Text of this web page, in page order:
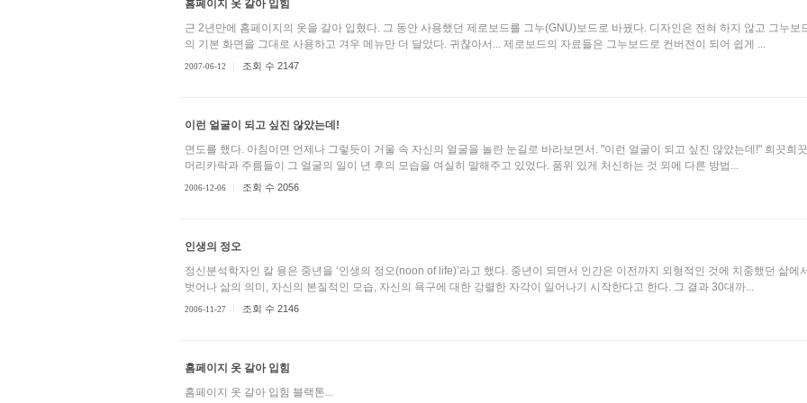
홈페이지 옷 갈아 입힘
근 2년만에 홈페이지의 옷을 갈아 입혔다. 그 동안 사용했던 제로보드를 그누(GNU)보드로 바꿨다. 디자인은 전혀 하지 않고 그누보
의 기본 화면을 그대로 사용하고 겨우 메뉴만 더 달았다. 귀찮아서... 제로보드의 자료들은 그누보드로 컨버전이 되어 쉽게 ...
2007-06-12 조회 수 2147
이런 얼굴이 되고 싶진 않았는데!
면도를 했다. 아침이면 언제나 그렇듯이 거울 속 자신의 얼굴을 놀란 눈길로 바라보면서. "이런 얼굴이 되고 싶진 않았는데!" 희끗희
머리카락과 주름들이 그 얼굴의 일이 년 후의 모습을 여실히 말해주고 있었다. 품위 있게 처신하는 것 외에 다른 방법...
2006-12-06 조회 수 2056
인생의 정오
정신분석학자인 칼 융은 중년을 ‘인생의 정오(noon of life)’라고 했다. 중년이 되면서 인간은 이전까지 외형적인 것에 치중했던 삶에
벗어나 삶의 의미, 자신의 본질적인 모습, 자신의 욕구에 대한 강렬한 자각이 일어나기 시작한다고 한다. 그 결과 30대까...
2006-11-27 조회 수 2146
홈페이지 옷 갈아 입힘
홈페이지 옷 갈아 입힘 블랙톤...